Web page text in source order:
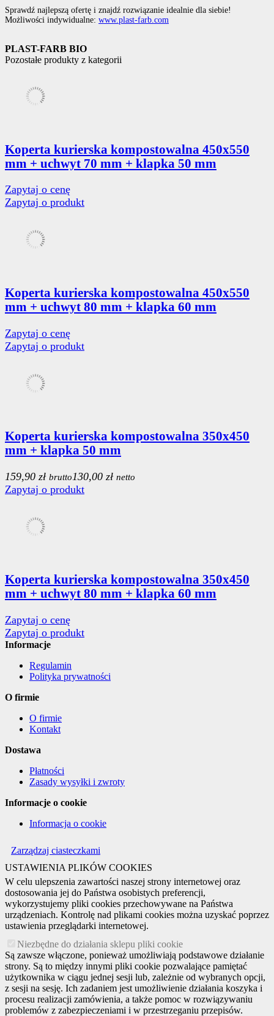
Sprawdź najlepszą ofertę i znajdź rozwiązanie idealnie dla siebie!
Możliwości indywidualne: www.plast-farb.com
PLAST-FARB BIO
Pozostałe produkty z kategorii
Koperta kurierska kompostowalna 450x550
mm + uchwyt 70 mm + klapka 50 mm
Zapytaj o cenę
Zapytaj o produkt
Koperta kurierska kompostowalna 450x550
mm + uchwyt 80 mm + klapka 60 mm
Zapytaj o cenę
Zapytaj o produkt
Koperta kurierska kompostowalna 350x450
mm + klapka 50 mm
159,90 zł brutto130,00 zł netto
Zapytaj o produkt
Koperta kurierska kompostowalna 350x450
mm + uchwyt 80 mm + klapka 60 mm
Zapytaj o cenę
Zapytaj o produkt
Informacje
Regulamin
Polityka prywatności
O firmie
O firmie
Kontakt
Dostawa
Płatności
Zasady wysyłki i zwroty
Informacje o cookie
Informacja o cookie
Zarządzaj ciasteczkami
USTAWIENIA PLIKÓW COOKIES
W celu ulepszenia zawartości naszej strony internetowej oraz
dostosowania jej do Państwa osobistych preferencji,
wykorzystujemy pliki cookies przechowywane na Państwa
urządzeniach. Kontrolę nad plikami cookies można uzyskać poprzez
ustawienia przeglądarki internetowej.
Niezbędne do działania sklepu pliki cookie
Są zawsze włączone, ponieważ umożliwiają podstawowe działanie
strony. Są to między innymi pliki cookie pozwalające pamiętać
użytkownika w ciągu jednej sesji lub, zależnie od wybranych opcji,
z sesji na sesję. Ich zadaniem jest umożliwienie działania koszyka i
procesu realizacji zamówienia, a także pomoc w rozwiązywaniu
problemów z zabezpieczeniami i w przestrzeganiu przepisów.